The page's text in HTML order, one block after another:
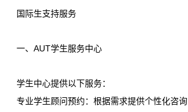
国际生支持服务
一、AUT学生服务中心
学生中心提供以下服务：
专业学生顾问预约：根据需求提供个性化咨询